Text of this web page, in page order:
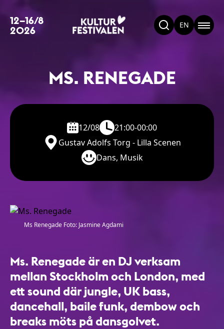
12–16/8
2026 EN
MS. RENEGADE
12/08
21:00-00:00
Gustav Adolfs Torg - Lilla Scenen
Dans, Musik
Ms Renegade Foto: Jasmine Agdami
Ms. Renegade är en DJ verksam
mellan Stockholm och London, med
ett sound där jungle, UK bass,
dancehall, baile funk, dembow och
breaks möts på dansgolvet.